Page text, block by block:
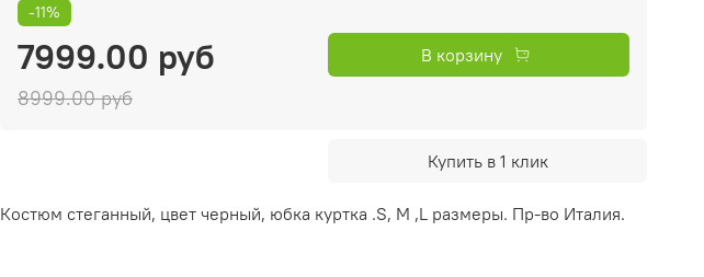
-11%
7999.00 руб
8999.00 руб
В корзину
Купить в 1 клик
Костюм стеганный, цвет черный, юбка куртка .S, M ,L размеры. Пр-во Италия.